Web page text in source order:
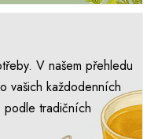
V našem přehledu
vašich každodenních
podle tradičních